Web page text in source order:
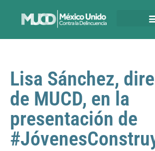
Lisa Sánchez,
de MUCD, en la
presentación de